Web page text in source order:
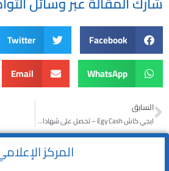
Facebook
Twitter
WhatsApp
Email
السابق
ايجي كاش Egy Cash – تحصل على شهادات الأيزو
المركز